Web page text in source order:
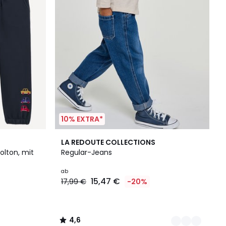
mit
10% EXTRA*
LA REDOUTE COLLECTIONS
Regular-Jeans
ab
17,99 € 15,47 € -20%
4,6
/ 5
2
Farben
4,6